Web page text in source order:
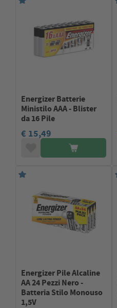
Energizer Batterie
Ministilo AAA - Blister
da 16 Pile
€ 15,49
Energizer Pile Alcaline
AA 24 Pezzi Nero -
Batteria Stilo Monouso
1,5V